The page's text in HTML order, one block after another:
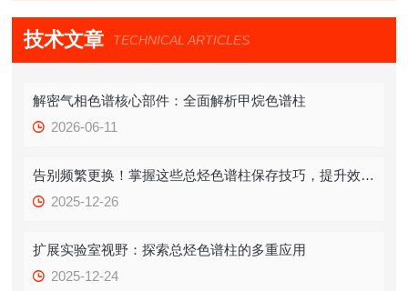
技术文章 TECHNICAL ARTICLES
解密气相色谱核心部件：全面解析甲烷色谱柱
2026-06-11
告别频繁更换！掌握这些总烃色谱柱保存技巧，提升效率！
2025-12-26
扩展实验室视野：探索总烃色谱柱的多重应用
2025-12-24